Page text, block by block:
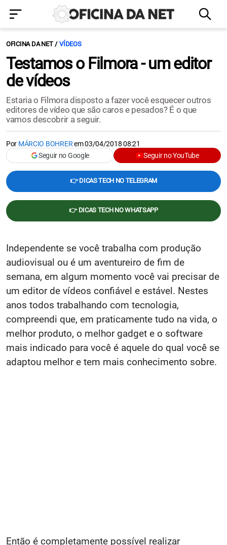
OFICINA DA NET VÍDEOS
Testamos o Filmora - um editor
de vídeos
Estaria o Filmora disposto a fazer você esquecer outros
editores de vídeo que são caros e pesados? É o que
vamos descobrir a seguir.
Por MÁRCIO BOHRERem03/04/2018 08:21
Seguir no Google
Seguir no YouTube
👉 DICAS TECH NO TELEGRAM
👉 DICAS TECH NO WHATSAPP
Independente se você trabalha com produção
audiovisual ou é um aventureiro de fim de
semana, em algum momento você vai precisar de
um editor de vídeos confiável e estável. Nestes
anos todos trabalhando com tecnologia,
compreendi que, em praticamente tudo na vida, o
melhor produto, o melhor gadget e o software
mais indicado para você é aquele do qual você se
adaptou melhor e tem mais conhecimento sobre.
Então é completamente possível realizar